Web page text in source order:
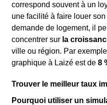
correspond souvent à un
une facilité à faire louer
demande de logement, il
concentrer sur la
ville ou région. Par
graphique à Laizé est de 8
Trouver le meilleur taux
Pourquoi utiliser un